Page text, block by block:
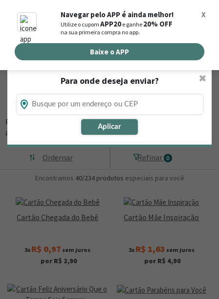
Navegar pelo APP é ainda melhor!
Utilize o cupomAPP20 e ganhe 20% OFF
na sua primeira compra no app.
X
Baixe o APP
Busca de produtos
Buscar por endereço de entrega
Para onde deseja enviar?
Aplicar
✖
Flores, Cestas e Presentes no Bairro do
Parque Edu Chaves - São Paulo - SP
Procura por uma floricultura no Parque Edu Chaves? Vem conferir
algumas opções de buquês,
Refinar 0
Ordernar
Encontramos 40/234 produtos especiais para você
Cartão Chegada do Bebê
3x R$ 0,97 sem juros
por R$ 2,90
Cartão Mãe Inspiração
3x R$ 1,63 sem juros
por R$ 4,90